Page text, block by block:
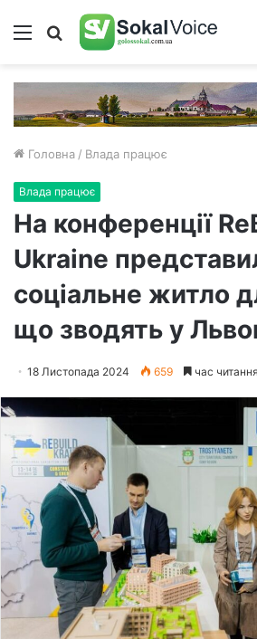
Меню Пошук
Головна / Влада працює
Влада працює
На конференції
Ukraine
соціальне житло
що зводять у
18 Листопада 2024 659 час